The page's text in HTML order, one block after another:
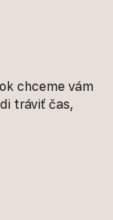
chceme vám
tráviť čas,